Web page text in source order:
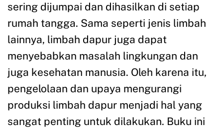
sering dijumpai dan dihasilkan di setiap
rumah tangga. Sama seperti jenis limbah
lainnya, limbah dapur juga dapat
menyebabkan masalah lingkungan dan
juga kesehatan manusia. Oleh karena itu,
pengelolaan dan upaya mengurangi
produksi limbah dapur menjadi hal yang
sangat penting untuk dilakukan. Buku ini